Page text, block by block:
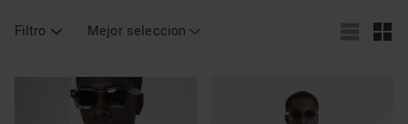
Filtro Mejor seleccion